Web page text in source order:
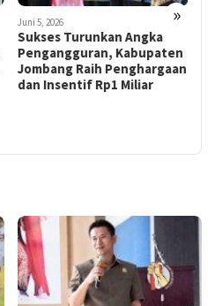
»
Juni 5, 2026
Sukses Turunkan Angka
Pengangguran, Kabupaten
Jombang Raih Penghargaan
dan Insentif Rp1 Miliar